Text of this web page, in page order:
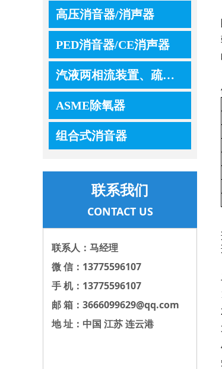
高压消音器/消声器
PED消音器/CE消声器
汽液两相流装置、疏水器、控制器、调节器
ASME除氧器
组合式消音器
联系我们
CONTACT US
联系人：马经理
微 信：13775596107
手 机：13775596107
邮 箱：3666099629@qq.com
地 址：中国 江苏 连云港